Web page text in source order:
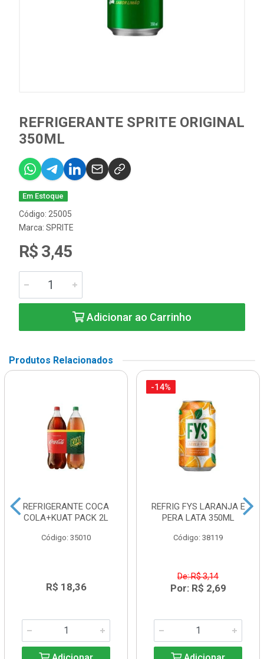
REFRIGERANTE SPRITE ORIGINAL
350ML
Em Estoque
Código: 25005
Marca: SPRITE
R$ 3,45
Adicionar ao Carrinho
Produtos Relacionados
REFRIGERANTE COCA
COLA+KUAT PACK 2L
Código: 35010
R$ 18,36
-14%
REFRIG FYS LARANJA E
PERA LATA 350ML
Código: 38119
De: R$ 3,14
Por: R$ 2,69